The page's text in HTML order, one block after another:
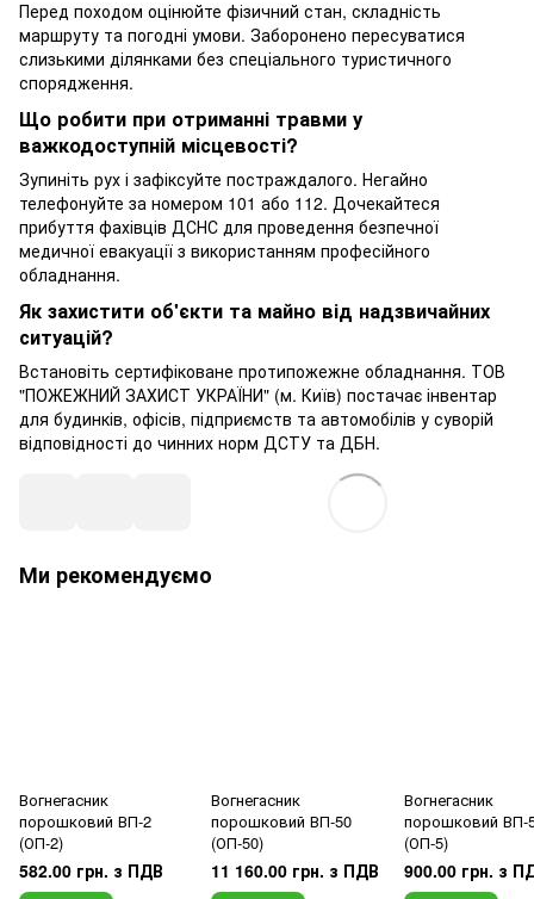
Перед походом оцінюйте фізичний стан, складність
маршруту та погодні умови. Заборонено пересуватися
слизькими ділянками без спеціального туристичного
спорядження.
Що робити при отриманні травми у
важкодоступній місцевості?
Зупиніть рух і зафіксуйте постраждалого. Негайно
телефонуйте за номером 101 або 112. Дочекайтеся
прибуття фахівців ДСНС для проведення безпечної
медичної евакуації з використанням професійного
обладнання.
Як захистити об'єкти та майно від надзвичайних
ситуацій?
Встановіть сертифіковане протипожежне обладнання. ТОВ
"ПОЖЕЖНИЙ ЗАХИСТ УКРАЇНИ" (м. Київ) постачає інвентар
для будинків, офісів, підприємств та автомобілів у суворій
відповідності до чинних норм ДСТУ та ДБН.
Ми рекомендуємо
Вогнегасник
порошковий ВП-2
(ОП-2)
582.00 грн. з ПДВ
Вогнегасник
порошковий ВП-50
(ОП-50)
11 160.00 грн. з ПДВ
Вогнегасник
порошковий ВП-
(ОП-5)
900.00 грн. з